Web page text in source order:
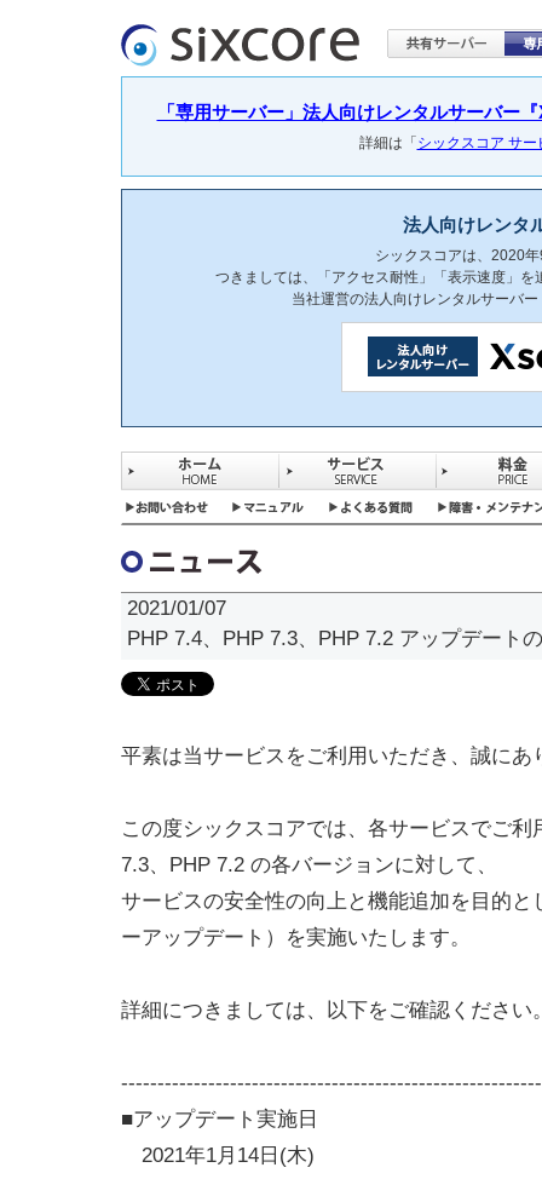
「専用サーバー」法人向けレンタルサーバー
詳細は「 シックスコア サ
法人向けレンタ
シックスコアは、2020
つきましては、「アクセス耐性」「表示速度」
当社運営の法人向けレンタルサーバー
2021/01/07
PHP 7.4、PHP 7.3、PHP 7.2 アップデート
平素は当サービスをご利用いただき、誠にあ
この度シックスコアでは、各サービスでご利
7.3、PHP 7.2 の各バージョンに対して、
サービスの安全性の向上と機能追加を目的と
ーアップデート）を実施いたします。
詳細につきましては、以下をご確認ください
■アップデート実施日
2021年1月14日(木)